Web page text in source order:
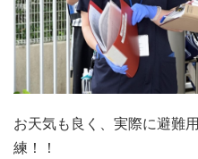
お天気も良く、実際に避難
練！！